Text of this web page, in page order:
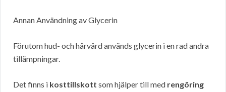
Annan Användning av Glycerin
Förutom hud- och hårvård används glycerin i en rad andra
tillämpningar.
Det finns i kosttillskott som hjälper till med rengöring